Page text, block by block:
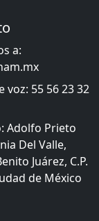
a:
voz: 55 56 23 32
Adolfo Prieto
Del Valle,
Juárez, C.P.
de México